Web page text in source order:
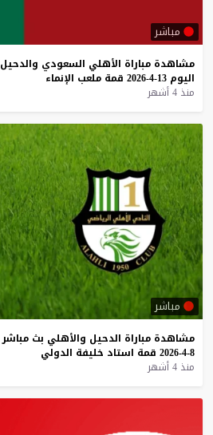
مباشر
مشاهدة مباراة الأهلي السعودي والدحيل
اليوم 13-4-2026 قمة ملعب الإنماء
منذ 4 أشهر
مباشر
مشاهدة مباراة الدحيل والأهلي بث مباشر
8-4-2026
قمة استاد خليفة الدولي
منذ 4 أشهر